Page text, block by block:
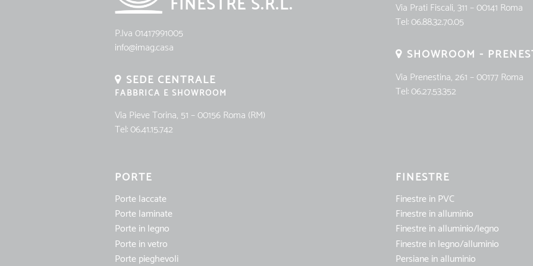
P.Iva 01417991005
info@imag.casa
SEDE CENTRALE
FABBRICA E SHOWROOM
Via Pieve Torina, 51 – 00156 Roma (RM)
Tel:06.41.15.742
Via Prati Fiscali, 311 – 00141 Roma
Tel:06.88.32.70.05
SHOWROOM -
Via Prenestina, 261 – 00177 Roma
Tel:06.27.53.352
PORTE
Porte laccate
Porte laminate
Porte in legno
Porte in vetro
Porte pieghevoli
FINESTRE
Finestre in PVC
Finestre in alluminio
Finestre in alluminio/legno
Finestre in legno/alluminio
Persiane in alluminio